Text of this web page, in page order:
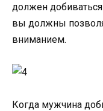
должен
вы должны
вниманием.
Когда мужчина